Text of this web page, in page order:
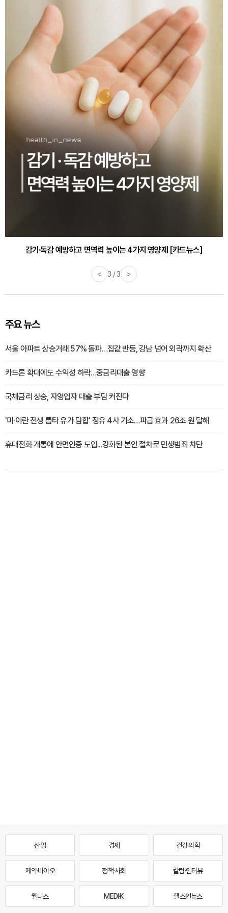
감기·독감 예방하고 면역력 높이는 4가지 영양제 [카드뉴스]
< 3 / 3 >
주요 뉴스
서울 아파트 상승거래 57% 돌파…집값 반등, 강남 넘어 외곽까지 확산
카드론 확대에도 수익성 하락…중금리대출 영향
국채금리 상승, 자영업자 대출 부담 커진다
'미·이란 전쟁 틈타 유가 담합' 정유 4사 기소…파급 효과 26조 원 달해
휴대전화 개통에 안면인증 도입...강화된 본인 절차로 민생범죄 차단
산업 경제 건강·의학
제약·바이오 정책·사회 칼럼·인터뷰
웰니스 MEDI·K 헬스인뉴스